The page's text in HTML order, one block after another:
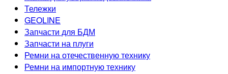
Тележки
GEOLINE
Запчасти для БДМ
Запчасти на плуги
Ремни на отечественную технику
Ремни на импортную технику